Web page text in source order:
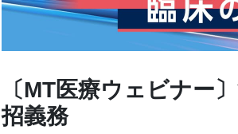
〔MT医療ウェビナー
招義務